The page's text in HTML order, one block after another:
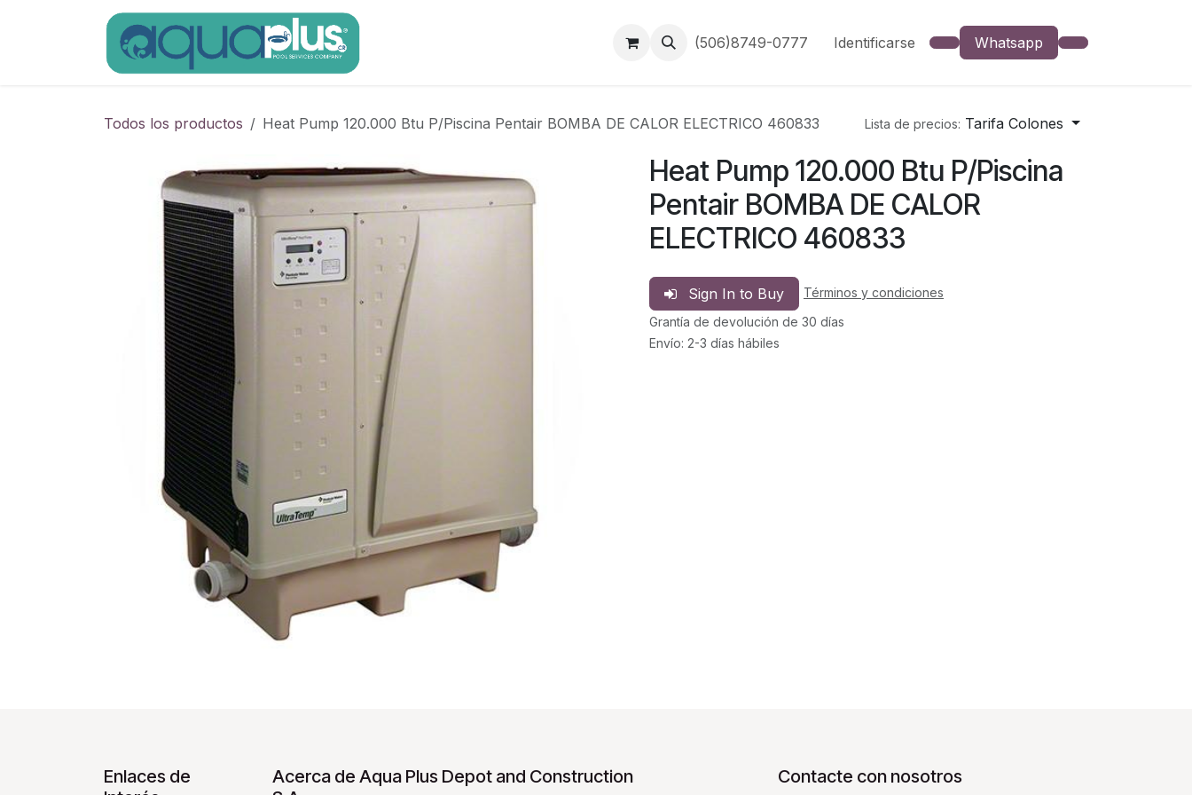
(506)8749-0777 Identificarse Whatsapp
Todos los productos Heat Pump 120.000 Btu P/Piscina Pentair BOMBA DE CALOR ELECTRICO 460833 Lista de precios: Tarifa Colones
Heat Pump 120.000 Btu P/Piscina
Pentair BOMBA DE CALOR
ELECTRICO 460833
Sign In to Buy
Términos y condiciones
Grantía de devolución de 30 días
Envío: 2-3 días hábiles
Enlaces de
Acerca de Aqua Plus Depot and Construction
Contacte con nosotros